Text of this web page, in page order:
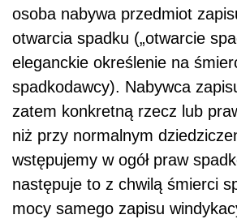
osoba nabywa przedmiot
otwarcia spadku („otwarcie
eleganckie określenie na
spadkodawcy). Nabywca
zatem konkretną rzecz lub
niż przy normalnym
wstępujemy w ogół praw
następuje to z chwilą śmierci
mocy samego zapisu